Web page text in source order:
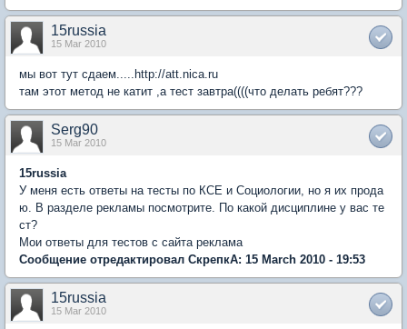
15russia
15 Mar 2010
мы вот тут сдаем.....http://att.nica.ru
там этот метод не катит ,а тест завтра((((что делать ребят???
Serg90
15 Mar 2010
15russia
У меня есть ответы на тесты по КСЕ и Социологии, но я их прода
ю. В разделе рекламы посмотрите. По какой дисциплине у вас те
ст?
Мои ответы для тестов с сайта реклама
Сообщение отредактировал СкрепкА: 15 March 2010 - 19:53
15russia
15 Mar 2010